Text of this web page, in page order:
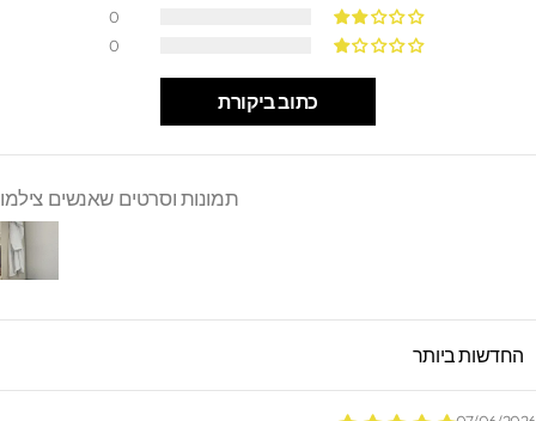
0
0
כתוב ביקורת
תמונות וסרטים שאנשים צילמו
SORT